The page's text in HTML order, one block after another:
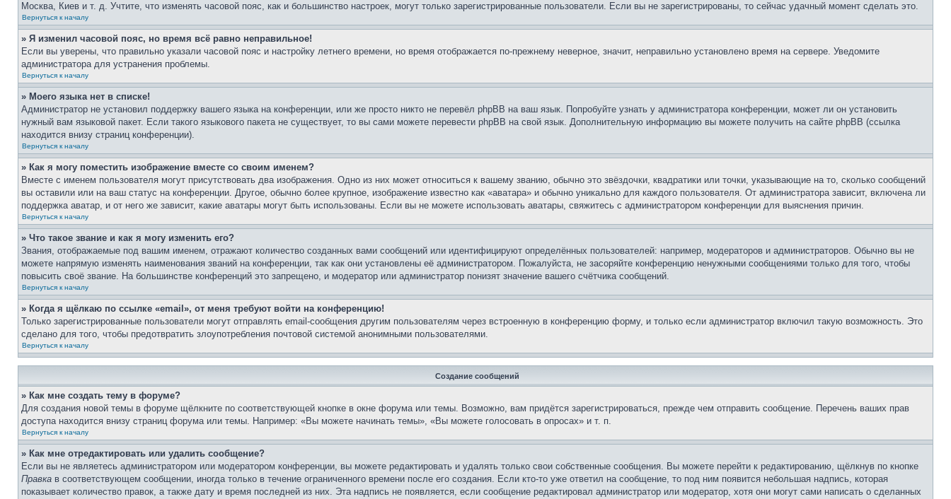
Москва, Киев и т. д. Учтите, что изменять часовой пояс, как и большинство настроек, могут только зарегистрированные пользователи. Если вы не зарегистрированы, то сейчас удачный момент сделать это.
Вернуться к началу
» Я изменил часовой пояс, но время всё равно неправильное!
Если вы уверены, что правильно указали часовой пояс и настройку летнего времени, но время отображается по-прежнему неверное, значит, неправильно установлено время на сервере. Уведомите
администратора для устранения проблемы.
Вернуться к началу
» Моего языка нет в списке!
Администратор не установил поддержку вашего языка на конференции, или же просто никто не перевёл phpBB на ваш язык. Попробуйте узнать у администратора конференции, может ли он установить
нужный вам языковой пакет. Если такого языкового пакета не существует, то вы сами можете перевести phpBB на свой язык. Дополнительную информацию вы можете получить на сайте phpBB (ссылка
находится внизу страниц конференции).
Вернуться к началу
» Как я могу поместить изображение вместе со своим именем?
Вместе с именем пользователя могут присутствовать два изображения. Одно из них может относиться к вашему званию, обычно это звёздочки, квадратики или точки, указывающие на то, сколько сообщений
вы оставили или на ваш статус на конференции. Другое, обычно более крупное, изображение известно как «аватара» и обычно уникально для каждого пользователя. От администратора зависит, включена ли
поддержка аватар, и от него же зависит, какие аватары могут быть использованы. Если вы не можете использовать аватары, свяжитесь с администратором конференции для выяснения причин.
Вернуться к началу
» Что такое звание и как я могу изменить его?
Звания, отображаемые под вашим именем, отражают количество созданных вами сообщений или идентифицируют определённых пользователей: например, модераторов и администраторов. Обычно вы не
можете напрямую изменять наименования званий на конференции, так как они установлены её администратором. Пожалуйста, не засоряйте конференцию ненужными сообщениями только для того, чтобы
повысить своё звание. На большинстве конференций это запрещено, и модератор или администратор понизят значение вашего счётчика сообщений.
Вернуться к началу
» Когда я щёлкаю по ссылке «email», от меня требуют войти на конференцию!
Только зарегистрированные пользователи могут отправлять email-сообщения другим пользователям через встроенную в конференцию форму, и только если администратор включил такую возможность. Это
сделано для того, чтобы предотвратить злоупотребления почтовой системой анонимными пользователями.
Вернуться к началу
Создание сообщений
» Как мне создать тему в форуме?
Для создания новой темы в форуме щёлкните по соответствующей кнопке в окне форума или темы. Возможно, вам придётся зарегистрироваться, прежде чем отправить сообщение. Перечень ваших прав
доступа находится внизу страниц форума или темы. Например: «Вы можете начинать темы», «Вы можете голосовать в опросах» и т. п.
Вернуться к началу
» Как мне отредактировать или удалить сообщение?
Если вы не являетесь администратором или модератором конференции, вы можете редактировать и удалять только свои собственные сообщения. Вы можете перейти к редактированию, щёлкнув по кнопке
Правка в соответствующем сообщении, иногда только в течение ограниченного времени после его создания. Если кто-то уже ответил на сообщение, то под ним появится небольшая надпись, которая
показывает количество правок, а также дату и время последней из них. Эта надпись не появляется, если сообщение редактировал администратор или модератор, хотя они могут сами написать о сделанных